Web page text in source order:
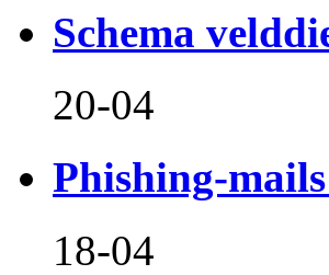
Schema
20-04
Phishing-
18-04